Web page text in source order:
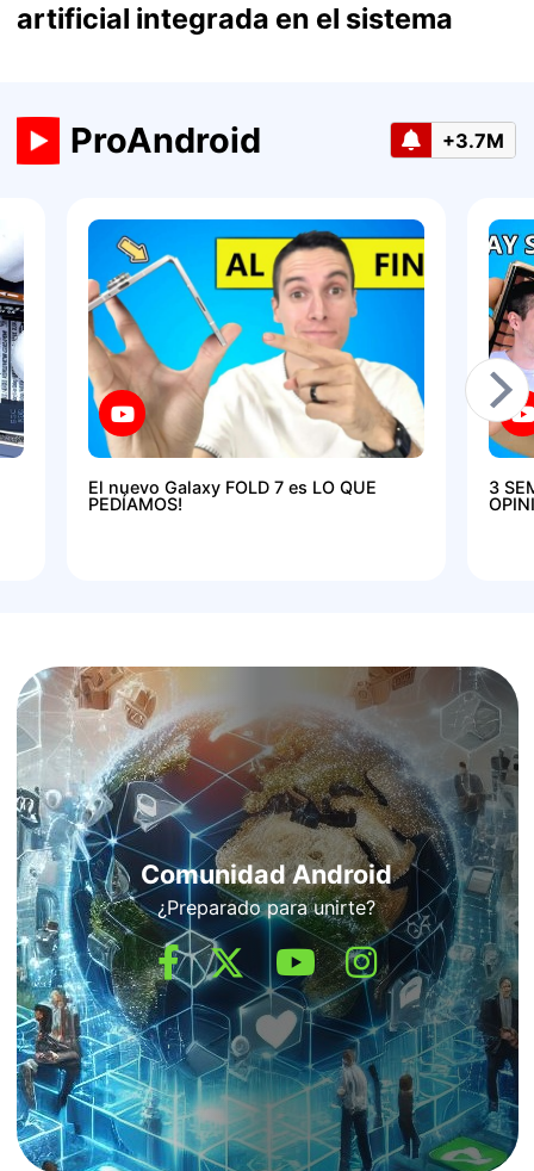
artificial integrada en el sistema
ProAndroid +3.7M
El nuevo Galaxy FOLD 7 es LO QUE
PEDÍAMOS!
3
Comunidad Android
¿Preparado para unirte?